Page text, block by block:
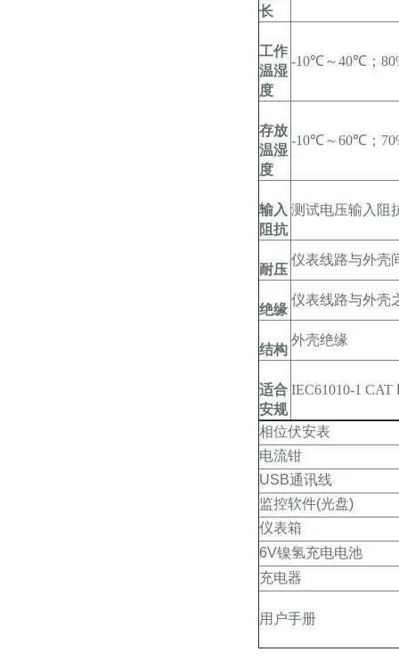
长
工作
温湿
度
-10℃～40℃；
存放
温湿
度
-10℃～60℃；
输入
阻抗
测试电压输入阻
耐压
仪表线路与外壳
绝缘
仪表线路与外壳
结构
外壳绝缘
适合
安规
IEC61010-1
相位伏安表
电流钳
USB通讯线
监控软件(光盘)
仪表箱
6V镍氢充电电池
充电器
用户手册